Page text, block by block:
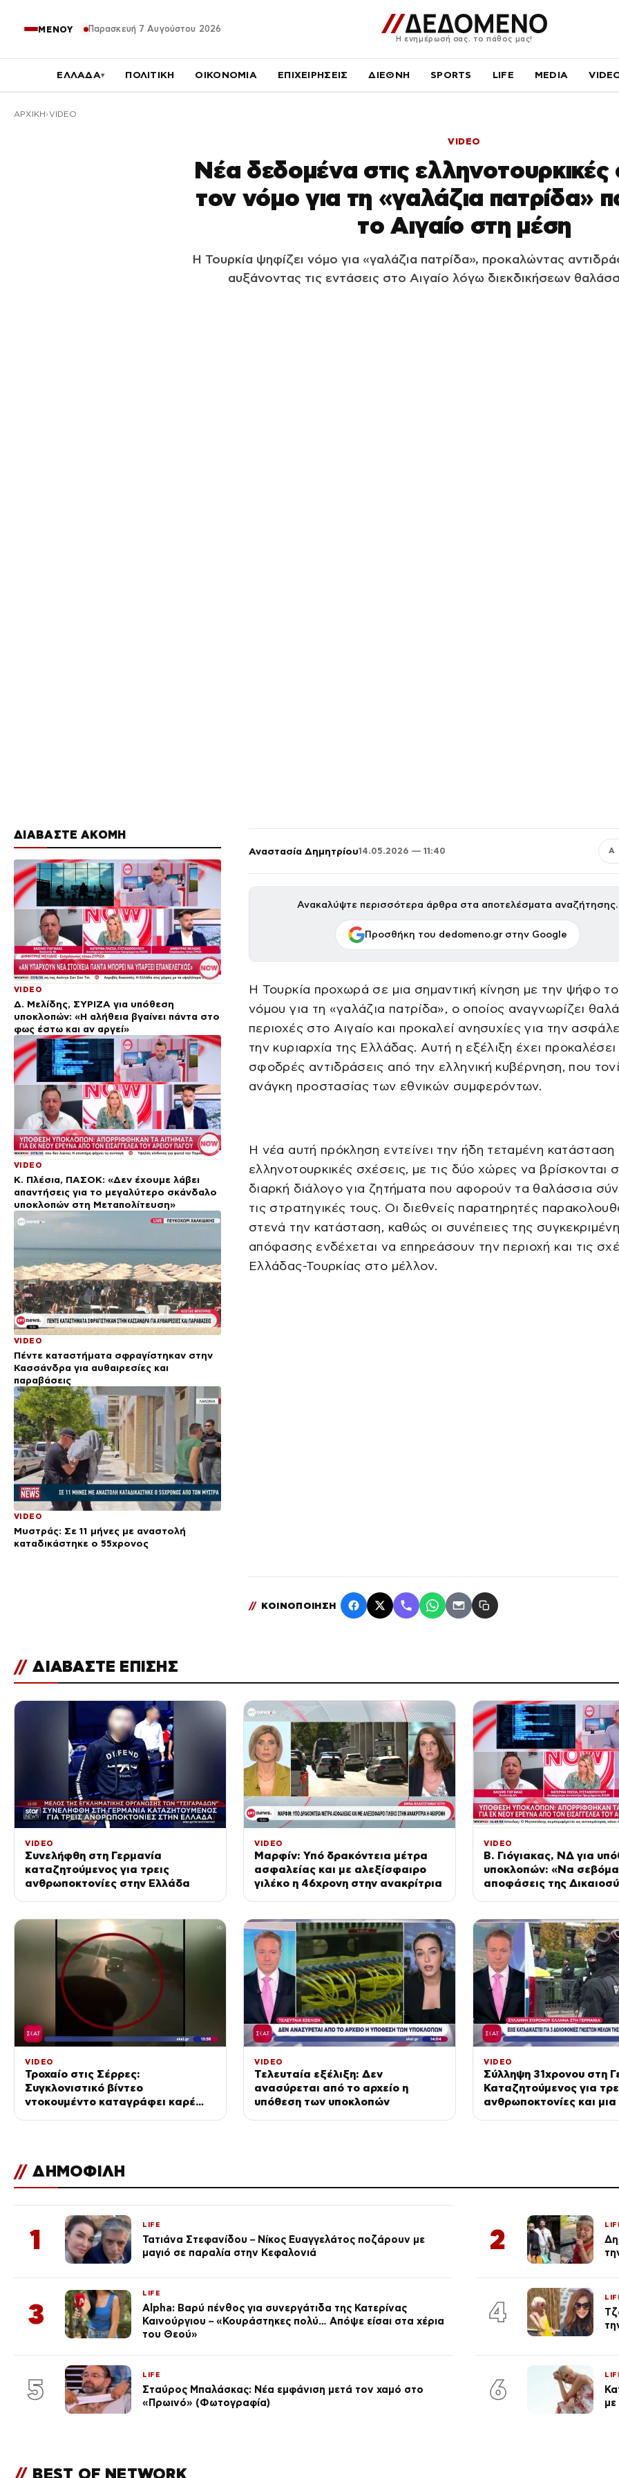
ΜΕΝΟΥ Παρασκευή 7 Αυγούστου 2026
Η ενημέρωσή σας, το πάθος μας!
ΕΛΛΑΔΑ▾ ΠΟΛΙΤΙΚΗ ΟΙΚΟΝΟΜΙΑ ΕΠΙΧΕΙΡΗΣΕΙΣ ΔΙΕΘΝΗ SPORTS LIFE MEDIA
ΑΡΧΙΚΉ VIDEO
VIDEO
Νέα δεδομένα στις ελληνοτουρκικές
τον νόμο για τη «γαλάζια πατρίδα»
το Αιγαίο στη μέση
Η Τουρκία ψηφίζει νόμο για «γαλάζια πατρίδα», προκαλώντας
αυξάνοντας τις εντάσεις στο Αιγαίο λόγω διεκδικήσεων
ΔΙΑΒΑΣΤΕ ΑΚΟΜΗ
VIDEO
Δ. Μελίδης, ΣΥΡΙΖΑ για υπόθεση
υποκλοπών: «Η αλήθεια βγαίνει πάντα στο
φως έστω και αν αργεί»
VIDEO
Κ. Πλέσια, ΠΑΣΟΚ: «Δεν έχουμε λάβει
απαντήσεις για το μεγαλύτερο σκάνδαλο
υποκλοπών στη Μεταπολίτευση»
VIDEO
Πέντε καταστήματα σφραγίστηκαν στην
Κασσάνδρα για αυθαιρεσίες και
παραβάσεις
VIDEO
Μυστράς: Σε 11 μήνες με αναστολή
καταδικάστηκε ο 55χρονος
Αναστασία Δημητρίου14.05.2026 — 11:40 Α
Ανακαλύψτε περισσότερα άρθρα στα αποτελέσματα αναζήτησης.
Προσθήκη του dedomeno.gr στην Google
Η Τουρκία προχωρά σε μια σημαντική κίνηση με την ψήφο
νόμου για τη «γαλάζια πατρίδα», ο οποίος αναγνωρίζει
περιοχές στο Αιγαίο και προκαλεί ανησυχίες για την
την κυριαρχία της Ελλάδας. Αυτή η εξέλιξη έχει προκαλέσει
σφοδρές αντιδράσεις από την ελληνική κυβέρνηση, που
ανάγκη προστασίας των εθνικών συμφερόντων.
Η νέα αυτή πρόκληση εντείνει την ήδη τεταμένη κατάσταση
ελληνοτουρκικές σχέσεις, με τις δύο χώρες να βρίσκονται
διαρκή διάλογο για ζητήματα που αφορούν τα θαλάσσια
τις στρατηγικές τους. Οι διεθνείς παρατηρητές
στενά την κατάσταση, καθώς οι συνέπειες της
απόφασης ενδέχεται να επηρεάσουν την περιοχή και τις
Ελλάδας-Τουρκίας στο μέλλον.
// ΚΟΙΝΟΠΟΙΗΣΗ
// ΔΙΑΒΑΣΤΕ ΕΠΙΣΗΣ
VIDEO
Συνελήφθη στη Γερμανία
καταζητούμενος για τρεις
ανθρωποκτονίες στην Ελλάδα
VIDEO
Μαρφίν: Υπό δρακόντεια μέτρα
ασφαλείας και με αλεξίσφαιρο
γιλέκο η 46χρονη στην ανακρίτρια
VIDEO
Β. Γιόγιακας, ΝΔ για
υποκλοπών: «Να
αποφάσεις της
VIDEO
Τροχαίο στις Σέρρες:
Συγκλονιστικό βίντεο
ντοκουμέντο καταγράφει καρέ
VIDEO
Τελευταία εξέλιξη: Δεν
ανασύρεται από το αρχείο η
υπόθεση των υποκλοπών
VIDEO
Σύλληψη 31χρονου στη
Καταζητούμενος για
ανθρωποκτονίες και
// ΔΗΜΟΦΙΛΗ
1 LIFE
Τατιάνα Στεφανίδου – Νίκος Ευαγγελάτος ποζάρουν με
μαγιό σε παραλία στην Κεφαλονιά
2
3
LIFE
Alpha: Βαρύ πένθος για συνεργάτιδα της Κατερίνας
Καινούργιου – «Κουράστηκες πολύ… Απόψε είσαι στα χέρια
του Θεού»
4
5 LIFE
Σταύρος Μπαλάσκας: Νέα εμφάνιση μετά τον χαμό στο
«Πρωινό» (Φωτογραφία)
6
// BEST OF NETWORK